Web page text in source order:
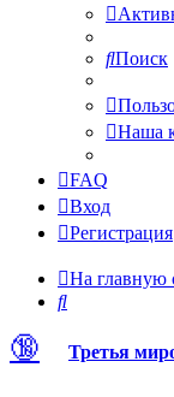
Поиск
Наша
FAQ
Вход
Регистрация
На главную
Поиск
🔞 Третья